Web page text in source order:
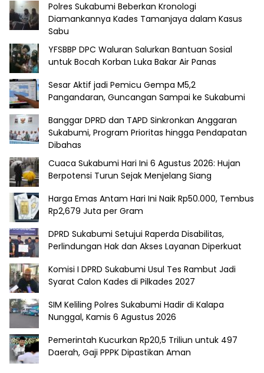
Polres Sukabumi Beberkan Kronologi
Diamankannya Kades Tamanjaya dalam Kasus
Sabu
YFSBBP DPC Waluran Salurkan Bantuan Sosial
untuk Bocah Korban Luka Bakar Air Panas
Sesar Aktif jadi Pemicu Gempa M5,2
Pangandaran, Guncangan Sampai ke Sukabumi
Banggar DPRD dan TAPD Sinkronkan Anggaran
Sukabumi, Program Prioritas hingga Pendapatan
Dibahas
Cuaca Sukabumi Hari Ini 6 Agustus 2026: Hujan
Berpotensi Turun Sejak Menjelang Siang
Harga Emas Antam Hari Ini Naik Rp50.000, Tembus
Rp2,679 Juta per Gram
DPRD Sukabumi Setujui Raperda Disabilitas,
Perlindungan Hak dan Akses Layanan Diperkuat
Komisi I DPRD Sukabumi Usul Tes Rambut Jadi
Syarat Calon Kades di Pilkades 2027
SIM Keliling Polres Sukabumi Hadir di Kalapa
Nunggal, Kamis 6 Agustus 2026
Pemerintah Kucurkan Rp20,5 Triliun untuk 497
Daerah, Gaji PPPK Dipastikan Aman